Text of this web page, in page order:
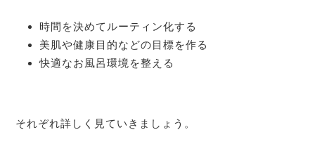
時間を決めてルーティン化する
美肌や健康目的などの目標を作る
快適なお風呂環境を整える
それぞれ詳しく見ていきましょう。